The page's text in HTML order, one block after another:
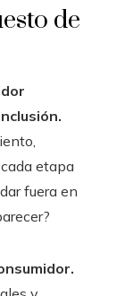
de
etapa
fuera en